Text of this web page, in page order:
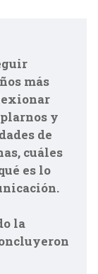
más
y
de
cuáles
es lo
la